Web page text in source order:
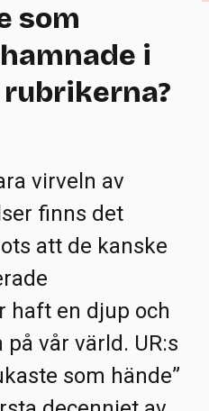
som
i
virveln av
finns det
att de kanske
haft en djup och
vår värld. UR:s
som hände”